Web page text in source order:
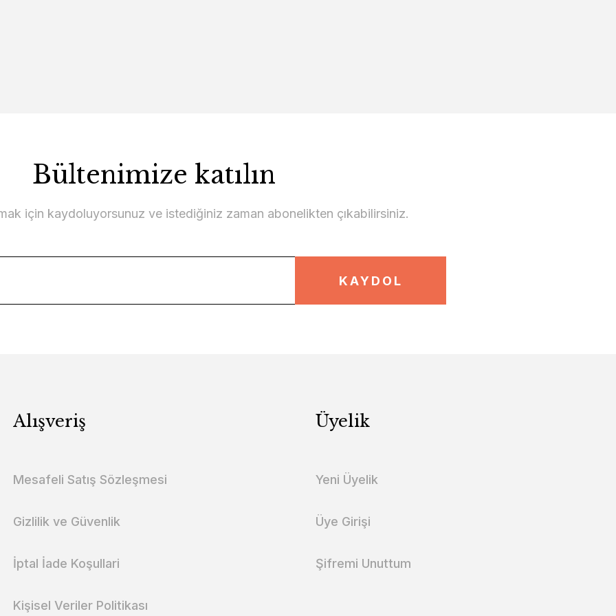
Bültenimize katılın
için kaydoluyorsunuz ve istediğiniz zaman abonelikten çıkabilirsiniz.
KAYDOL
Alışveriş
Mesafeli Satış Sözleşmesi
Gizlilik ve Güvenlik
İptal İade Koşullari
Kişisel Veriler Politikası
Üyelik
Yeni Üyelik
Üye Girişi
Şifremi Unuttum